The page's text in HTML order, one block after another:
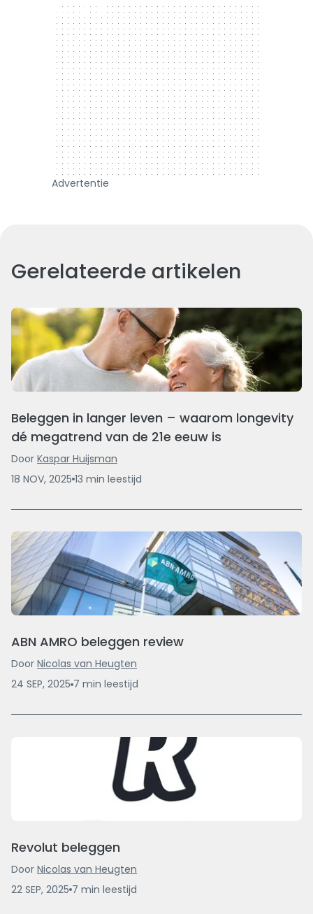
300 x 250
Advertentie
Gerelateerde artikelen
Beleggen in langer leven – waarom longevity
dé megatrend van de 21e eeuw is
Door Kaspar Huijsman
18 NOV, 2025 13 min leestijd
ABN AMRO beleggen review
Door Nicolas van Heugten
24 SEP, 2025 7 min leestijd
Revolut beleggen
Door Nicolas van Heugten
22 SEP, 2025 7 min leestijd